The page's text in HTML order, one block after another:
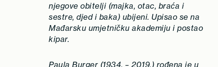
njegove obitelji (majka, otac, braća i
sestre, djed i baka) ubijeni. Upisao se na
Mađarsku umjetničku akademiju i postao
kipar.
Paula Burger (1934. – 2019.) rođena je u